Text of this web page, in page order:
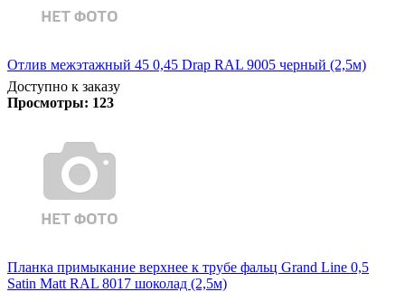
Отлив межэтажный 45 0,45 Drap RAL 9005 черный (2,5м)
Доступно к заказу
Просмотры: 123
Планка примыкание верхнее к трубе фальц Grand Line 0,5
Satin Matt RAL 8017 шоколад (2,5м)